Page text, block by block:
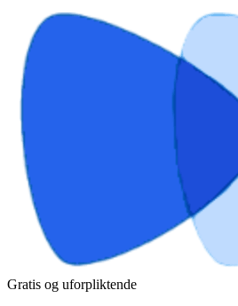
Gratis og uforpliktende